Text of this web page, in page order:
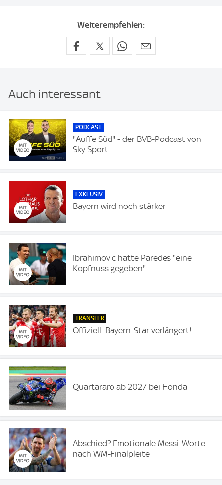
Weiterempfehlen:
Auch interessant
PODCAST
"Auffe Süd" - der BVB-Podcast von
Sky Sport
EXKLUSIV
Bayern wird noch stärker
Ibrahimovic hätte Paredes "eine
Kopfnuss gegeben"
TRANSFER
Offiziell: Bayern-Star verlängert!
Quartararo ab 2027 bei Honda
Abschied? Emotionale Messi-Worte
nach WM-Finalpleite